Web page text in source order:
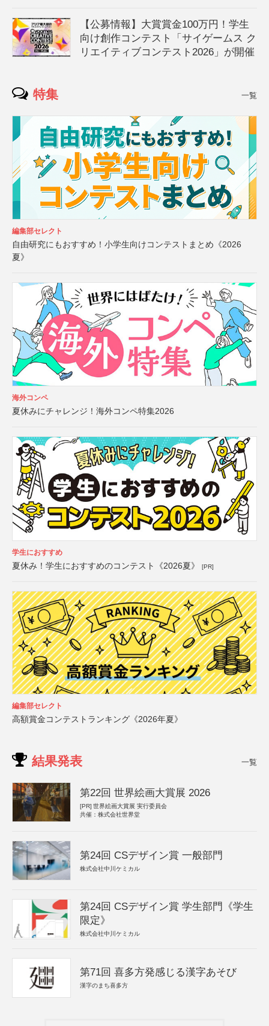
【公募情報】大賞賞金100万円！学生
向け創作コンテスト「サイゲームス ク
リエイティブコンテスト2026」が開催
特集 一覧
編集部セレクト
自由研究にもおすすめ！小学生向けコンテストまとめ《2026
夏》
海外コンペ
夏休みにチャレンジ！海外コンペ特集2026
学生におすすめ
夏休み！学生におすすめのコンテスト《2026夏》 [PR]
編集部セレクト
高額賞金コンテストランキング《2026年夏》
結果発表 一覧
第22回 世界絵画大賞展 2026
[PR] 世界絵画大賞展 実行委員会
共催：株式会社世界堂
第24回 CSデザイン賞 一般部門
株式会社中川ケミカル
第24回 CSデザイン賞 学生部門《学生
限定》
株式会社中川ケミカル
第71回 喜多方発感じる漢字あそび
漢字のまち喜多方